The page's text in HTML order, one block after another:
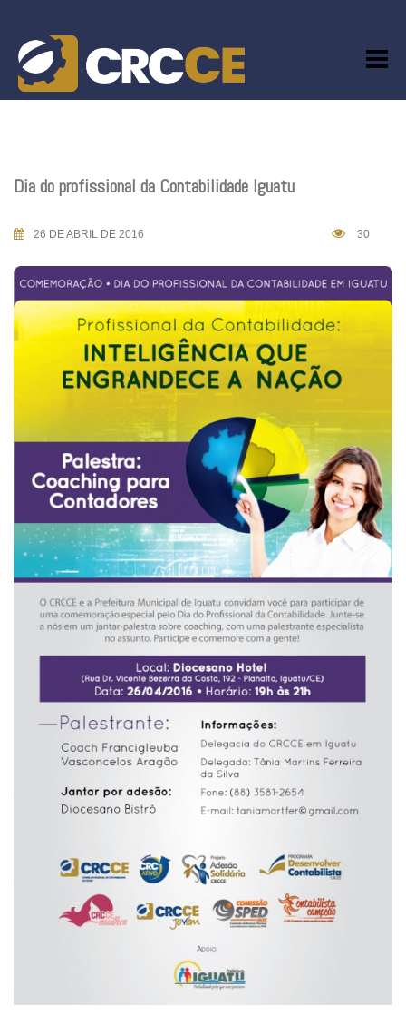
content
Dia do profissional da Contabilidade Iguatu
26 DE ABRIL DE 2016 30